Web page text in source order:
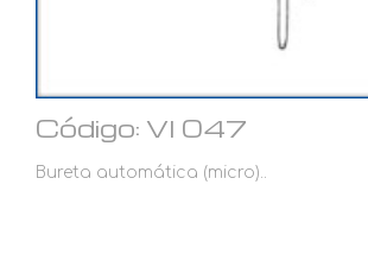
Código: VI 047
Bureta automática (micro)..